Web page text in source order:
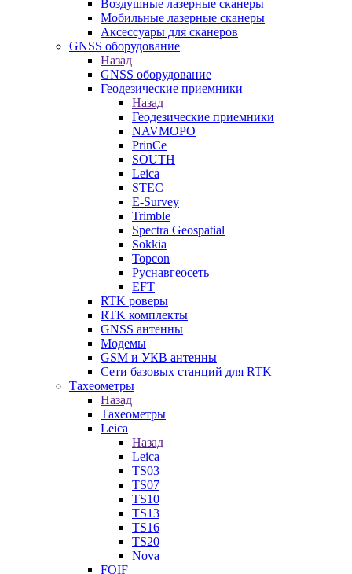
Воздушные лазерные сканеры
Мобильные лазерные сканеры
Аксессуары для сканеров
GNSS оборудование
Назад
GNSS оборудование
Геодезические приемники
Назад
Геодезические приемники
NAVMOPO
PrinCe
SOUTH
Leica
STEC
E-Survey
Trimble
Spectra Geospatial
Sokkia
Topcon
Руснавгеосеть
EFT
RTK роверы
RTK комплекты
GNSS антенны
Модемы
GSM и УКВ антенны
Сети базовых станций для RTK
Тахеометры
Назад
Тахеометры
Leica
Назад
Leica
TS03
TS07
TS10
TS13
TS16
TS20
Nova
FOIF